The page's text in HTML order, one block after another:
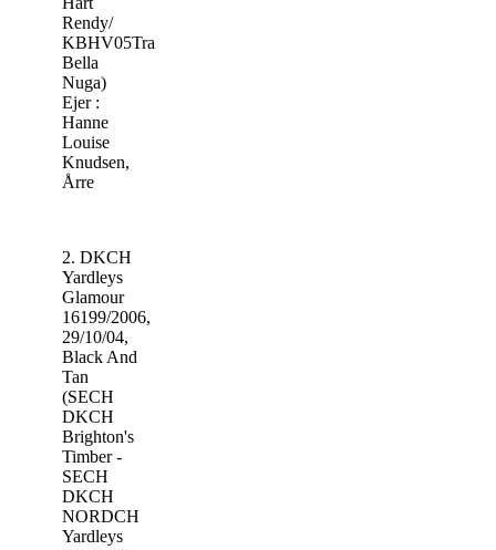
Rendy/
KBHV05Trailfinder
Bella
Nuga)
Ejer :
Hanne
Louise
Knudsen,
Årre
2. DKCH
Yardleys
Glamour
16199/2006,
29/10/04,
Black And
Tan
(SECH
DKCH
Brighton's
Timber -
SECH
DKCH
NORDCH
Yardleys